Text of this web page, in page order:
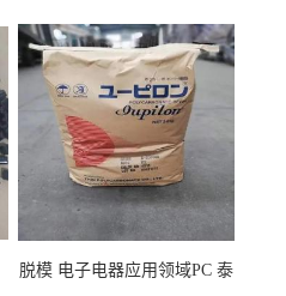
脱模 电子电器应用领域PC 泰